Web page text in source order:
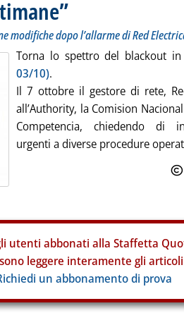
modifiche dopo l’allarme di Red
Torna lo spettro del blackout
03/10).
Il 7 ottobre il gestore di rete,
all’Authority, la Comision
Competencia, chiedendo di
urgenti a diverse procedure
utenti abbonati alla Staffetta
leggere interamente gli
un abbonamento di prova